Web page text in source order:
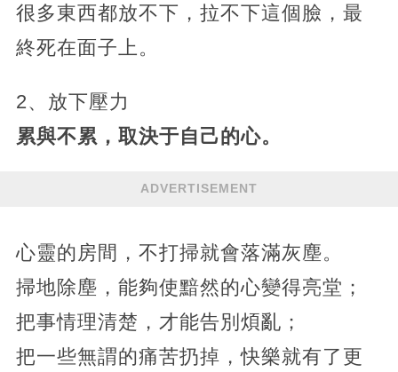
很多東西都放不下，拉不下這個臉，最
終死在面子上。
2、放下壓力
累與不累，取決于自己的心。
ADVERTISEMENT
心靈的房間，不打掃就會落滿灰塵。
掃地除塵，能夠使黯然的心變得亮堂；
把事情理清楚，才能告別煩亂；
把一些無謂的痛苦扔掉，快樂就有了更